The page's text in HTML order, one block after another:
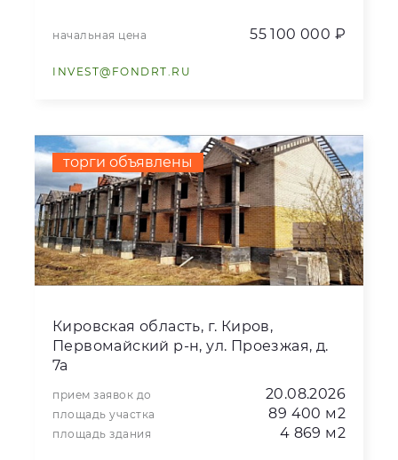
начальная цена 55 100 000 ₽
INVEST@FONDRT.RU
торги объявлены
Кировская область, г. Киров,
Первомайский р-н, ул. Проезжая, д.
7а
прием заявок до 20.08.2026
площадь участка 89 400 м2
площадь здания 4 869 м2